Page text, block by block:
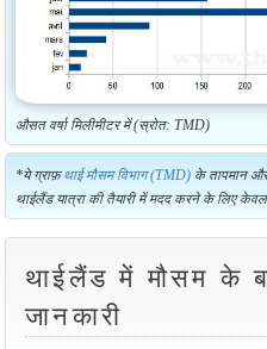
औसत वर्षा मिलीमीटर में (स्रोत: TMD)
*ये ग्राफ़थाई मौसम विभाग (TMD)के तापमान
थाईलैंड यात्रा की तैयारी में मदद करने के लिए
थाईलैंड में मौसम के
जानकारी